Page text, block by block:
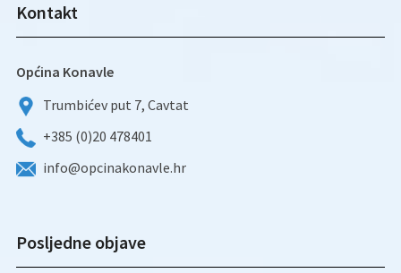
Kontakt
Općina Konavle
Trumbićev put 7, Cavtat
+385 (0)20 478401
info@opcinakonavle.hr
Posljedne objave